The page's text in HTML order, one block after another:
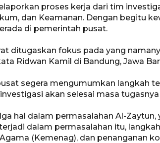
proses kerja dari tim
dan Keamanan. Dengan begitu
di pemerintah pusat.
ditugaskan fokus pada yang
Ridwan Kamil di Bandung, Jawa
segera mengumumkan langkah
akan selesai masa tugasnya
hal dalam permasalahan Al-Zaytun,
dalam permasalahan itu,
(Kemenag), dan penanganan